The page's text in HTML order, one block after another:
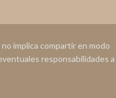
implica compartir en modo
responsabilidades a